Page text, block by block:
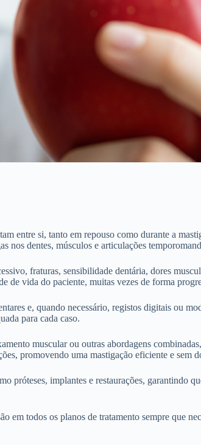
entre si, tanto em repouso como durante a
nos dentes, músculos e articulações
fraturas, sensibilidade dentária, dores
vida do paciente, muitas vezes de forma
e, quando necessário, registos digitais ou
para cada caso.
muscular ou outras abordagens
promovendo uma mastigação eficiente e sem
próteses, implantes e restaurações, garantindo
em todos os planos de tratamento sempre que